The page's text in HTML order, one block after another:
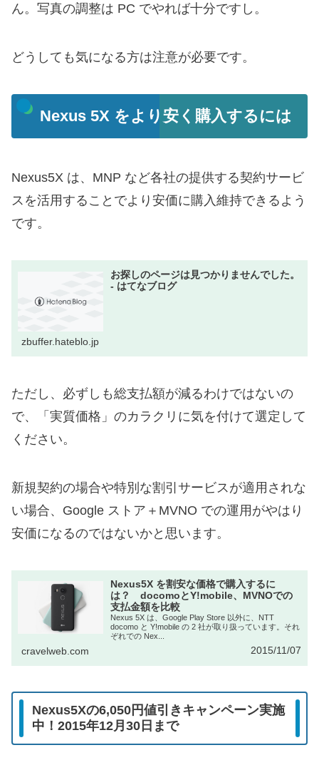
ん。写真の調整は PC でやれば十分ですし。
どうしても気になる方は注意が必要です。
Nexus 5X をより安く購入するには
Nexus5X は、MNP など各社の提供する契約サービ
スを活用することでより安価に購入維持できるよう
です。
お探しのページは見つかりませんでした。
- はてなブログ
zbuffer.hateblo.jp
ただし、必ずしも総支払額が減るわけではないの
で、「実質価格」のカラクリに気を付けて選定して
ください。
新規契約の場合や特別な割引サービスが適用されな
い場合、Google ストア＋MVNO での運用がやはり
安価になるのではないかと思います。
Nexus5X を割安な価格で購入するに
は？ docomoとY!mobile、MVNOでの
支払金額を比較
Nexus 5X は、Google Play Store 以外に、NTT
docomo と Y!mobile の 2 社が取り扱っています。それ
ぞれでの Nex...
cravelweb.com 2015/11/07
Nexus5Xの6,050円値引きキャンペーン実施
中！2015年12月30日まで